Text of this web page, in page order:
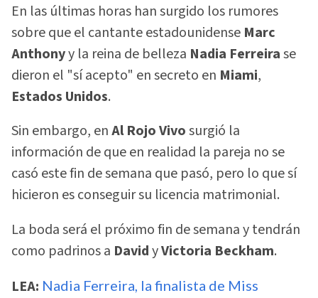
En las últimas horas han surgido los rumores
sobre que el cantante estadounidense Marc
Anthonyy la reina de belleza Nadia Ferreirase
dieron el "sí acepto" en secreto en Miami,
Estados Unidos.
Sin embargo, enAl Rojo Vivosurgió la
información de que en realidad la pareja no se
casó este fin de semana que pasó, pero lo que sí
hicieron es conseguir su licencia matrimonial.
La boda será el próximo fin de semana y tendrán
como padrinos a DavidyVictoria Beckham.
LEA: Nadia Ferreira, la finalista de Miss